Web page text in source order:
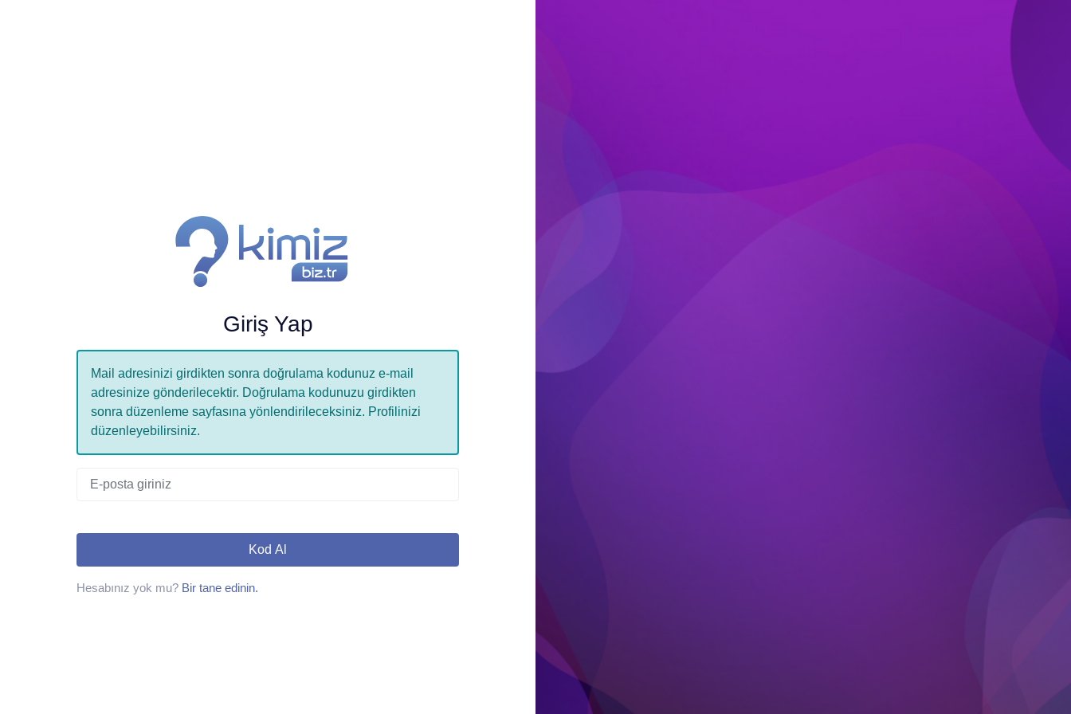
Giriş Yap
Mail adresinizi girdikten sonra doğrulama kodunuz e-mail
adresinize gönderilecektir. Doğrulama kodunuzu girdikten
sonra düzenleme sayfasına yönlendirileceksiniz. Profilinizi
düzenleyebilirsiniz.
Kod Al
Hesabınız yok mu? Bir tane edinin.